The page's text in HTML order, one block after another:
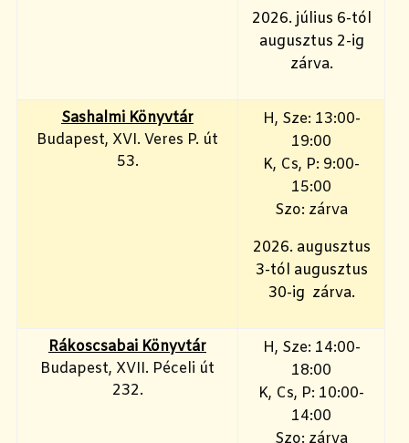
2026. július 6-tól
augusztus 2-ig
zárva.
Sashalmi Könyvtár
Budapest, XVI. Veres P. út
53.
H, Sze: 13:00-
19:00
K, Cs, P: 9:00-
15:00
Szo: zárva
2026. augusztus
3-tól augusztus
30-ig zárva.
Rákoscsabai Könyvtár
Budapest, XVII. Péceli út
232.
H, Sze: 14:00-
18:00
K, Cs, P: 10:00-
14:00